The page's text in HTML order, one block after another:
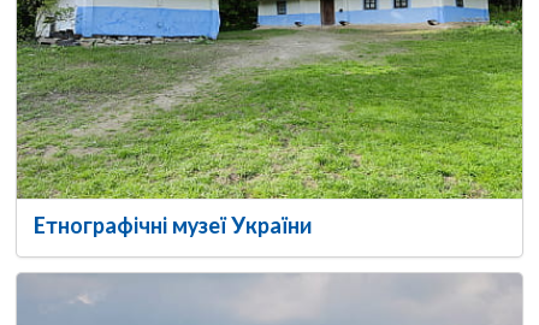
Етнографічні музеї України